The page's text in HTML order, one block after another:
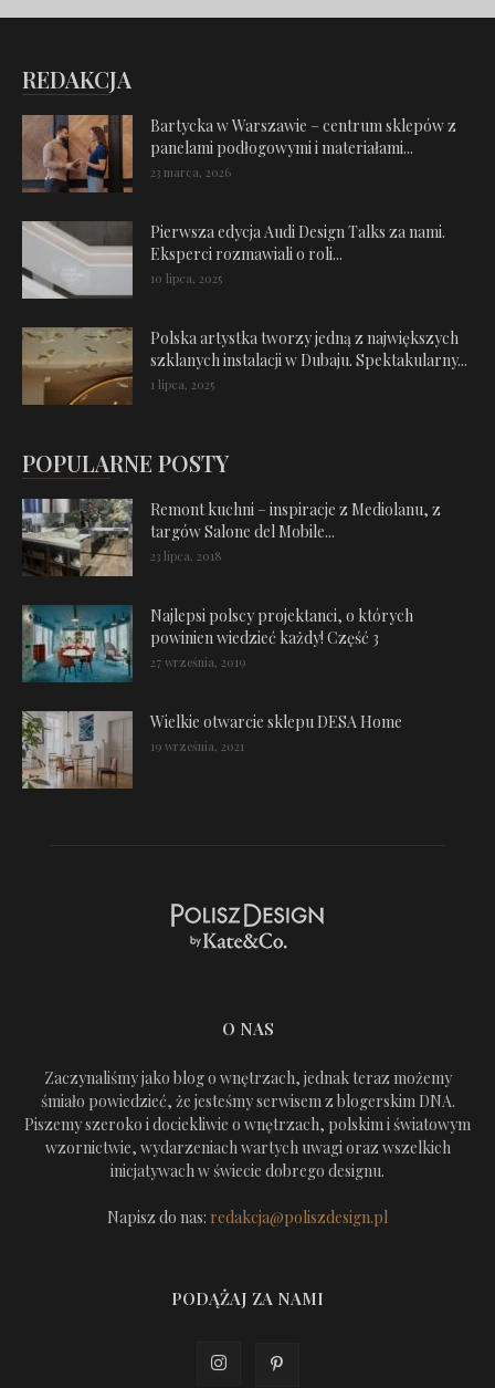
REDAKCJA
Bartycka w Warszawie – centrum sklepów z
panelami podłogowymi i materiałami...
23 marca, 2026
Pierwsza edycja Audi Design Talks za nami.
Eksperci rozmawiali o roli...
10 lipca, 2025
Polska artystka tworzy jedną z największych
szklanych instalacji w Dubaju. Spektakularny...
1 lipca, 2025
POPULARNE POSTY
Remont kuchni – inspiracje z Mediolanu, z
targów Salone del Mobile...
23 lipca, 2018
Najlepsi polscy projektanci, o których
powinien wiedzieć każdy! Część 3
27 września, 2019
Wielkie otwarcie sklepu DESA Home
19 września, 2021
O NAS
Zaczynaliśmy jako blog o wnętrzach, jednak teraz możemy
śmiało powiedzieć, że jesteśmy serwisem z blogerskim DNA.
Piszemy szeroko i dociekliwie o wnętrzach, polskim i światowym
wzornictwie, wydarzeniach wartych uwagi oraz wszelkich
inicjatywach w świecie dobrego designu.
Napisz do nas: redakcja@poliszdesign.pl
PODĄŻAJ ZA NAMI